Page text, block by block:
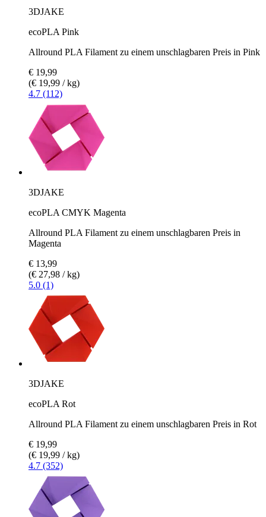
3DJAKE
ecoPLA Pink
Allround PLA Filament zu einem unschlagbaren Preis in Pink
€ 19,99
(€ 19,99 / kg)
4.7 (112)
3DJAKE
ecoPLA CMYK Magenta
Allround PLA Filament zu einem unschlagbaren Preis in
Magenta
€ 13,99
(€ 27,98 / kg)
5.0 (1)
3DJAKE
ecoPLA Rot
Allround PLA Filament zu einem unschlagbaren Preis in Rot
€ 19,99
(€ 19,99 / kg)
4.7 (352)